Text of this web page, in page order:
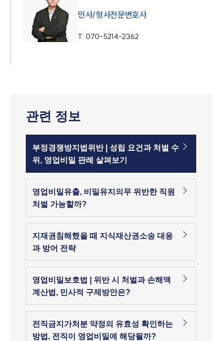
민사/형사전문변호사
T.070-5214-2362
관련 정보
부정경쟁방지법위반 | 성립 요건과 처벌 수
위, 영업비밀 판례 살펴보기
영업비밀유출, 비밀유지의무 위반한 직원
처벌 가능할까?
지재권침해했을 때 지식재산권소송 대응
과 방어 전략
영업비밀보호법 | 위반 시 처벌과 손해액
계산법, 민사적 구제방안은?
전직금지가처분 약정의 유효성 확인하는
방법, 전직이 영업비밀에 해당될까?